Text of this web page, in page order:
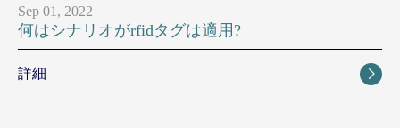
Sep 01, 2022
何はシナリオがrfidタグは適用?
詳細 